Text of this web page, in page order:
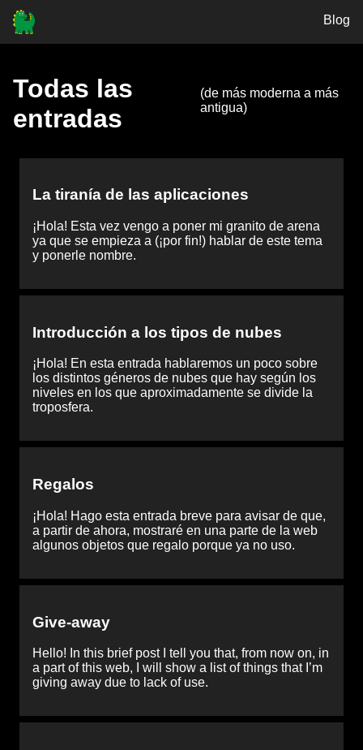
Blog
Todas las
entradas
(de más moderna a más
antigua)
La tiranía de las aplicaciones
¡Hola! Esta vez vengo a poner mi granito de arena
ya que se empieza a (¡por fin!) hablar de este tema
y ponerle nombre.
Introducción a los tipos de nubes
¡Hola! En esta entrada hablaremos un poco sobre
los distintos géneros de nubes que hay según los
niveles en los que aproximadamente se divide la
troposfera.
Regalos
¡Hola! Hago esta entrada breve para avisar de que,
a partir de ahora, mostraré en una parte de la web
algunos objetos que regalo porque ya no uso.
Give-away
Hello! In this brief post I tell you that, from now on, in
a part of this web, I will show a list of things that I’m
giving away due to lack of use.